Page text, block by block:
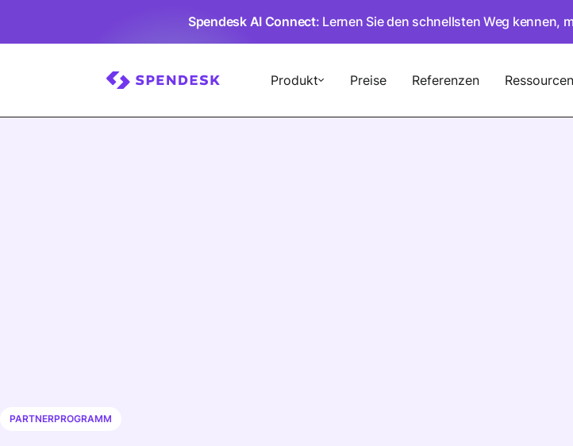
Spendesk AI Connect: Lernen Sie den schnellsten Weg kennen,
Produkt Preise Referenzen Ressourcen
PARTNERPROGRAMM